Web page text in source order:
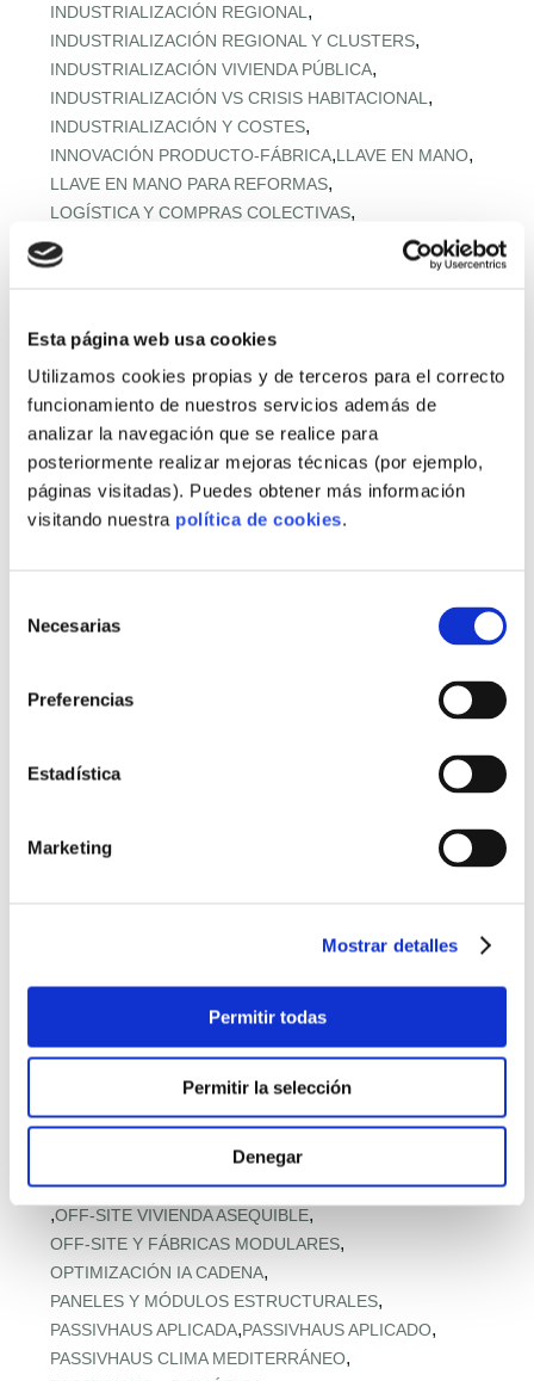
Esta página web usa cookies
Utilizamos cookies propias y de terceros para el correcto
funcionamiento de nuestros servicios además de
analizar la navegación que se realice para
posteriormente realizar mejoras técnicas (por ejemplo,
páginas visitadas). Puedes obtener más información
visitando nuestra política de cookies.
Necesarias
Preferencias
Estadística
Marketing
Mostrar detalles
Permitir todas
Permitir la selección
Denegar
INDUSTRIALIZACIÓN REGIONAL ,
INDUSTRIALIZACIÓN REGIONAL Y CLUSTERS,
INDUSTRIALIZACIÓN VIVIENDA PÚBLICA,
INDUSTRIALIZACIÓN VS CRISIS HABITACIONAL ,
INDUSTRIALIZACIÓN Y COSTES,
INNOVACIÓN PRODUCTO-FÁBRICA,LLAVE EN MANO,
LLAVE EN MANO PARA REFORMAS,
LOGÍSTICA Y COMPRAS COLECTIVAS,
LOGÍSTICA Y MONTAJE URBANO
MADERA EN VIVIENDA MEDITERRÁNEA
MADERA ESTRUCTURAL PREFABRICADA
MADERA Y DESCARBONIZACIÓN
MADERA Y HORMIGÓN BAJO CARBONO
MATERIALES BAJO CARBONO,
MATERIALES CIRCULARES EN OBRA,
MATERIALES DE PROXIMIDAD
MATERIALES DESCARBONIZACIÓN,
MATERIALES INDUSTRIALIZADOS,
MERCADO Y FERIAS INMOBILIARIAS
MODELOS LLAVE CON MÉTRICAS
MODELOS LLAVE EN MANO TRANSPARENTES
MODELOS Y PRECIOS PREFABRICADOS,
MODULAR EN ALTURA,
MODULAR PARA ACCESO A VIVIENDA
MODULAR RESISTENTE A TORMENTAS,
MONTAJE EXPRÉS Y MICROPLAZOS,
MONTAJE ULTRARRÁPIDO,
NORMATIVA URBANA Y SUELO,
OFERTA RETAIL Y LLAVE EN MANO,OFF‑SITE EN ALTURA
,OFF‑SITE VIVIENDA ASEQUIBLE,
OFF‑SITE Y FÁBRICAS MODULARES,
OPTIMIZACIÓN IA CADENA,
PANELES Y MÓDULOS ESTRUCTURALES,
PASSIVHAUS APLICADA,PASSIVHAUS APLICADO,
PASSIVHAUS CLIMA MEDITERRÁNEO,